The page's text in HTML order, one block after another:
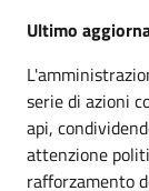
Ultimo
serie di azioni
api,
attenzione
rafforzamento